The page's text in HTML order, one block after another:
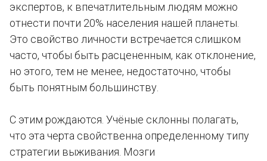
экспертов, к впечатлительным людям можно
отнести почти 20% населения нашей планеты.
Это свойство личности встречается слишком
часто, чтобы быть расцененным, как отклонение,
но этого, тем не менее, недостаточно, чтобы
быть понятным большинству.
С этим рождаются. Учёные склонны полагать,
что эта черта свойственна определенному типу
стратегии выживания. Мозги